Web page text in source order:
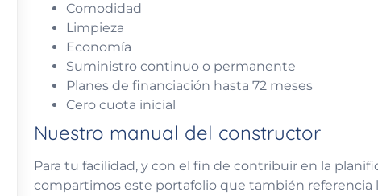
Comodidad
Limpieza
Economía
Suministro continuo o permanente
Planes de financiación hasta 72 meses
Cero cuota inicial
Nuestro manual del constructor
Para tu facilidad, y con el fin de contribuir en la
compartimos este portafolio que también referencia